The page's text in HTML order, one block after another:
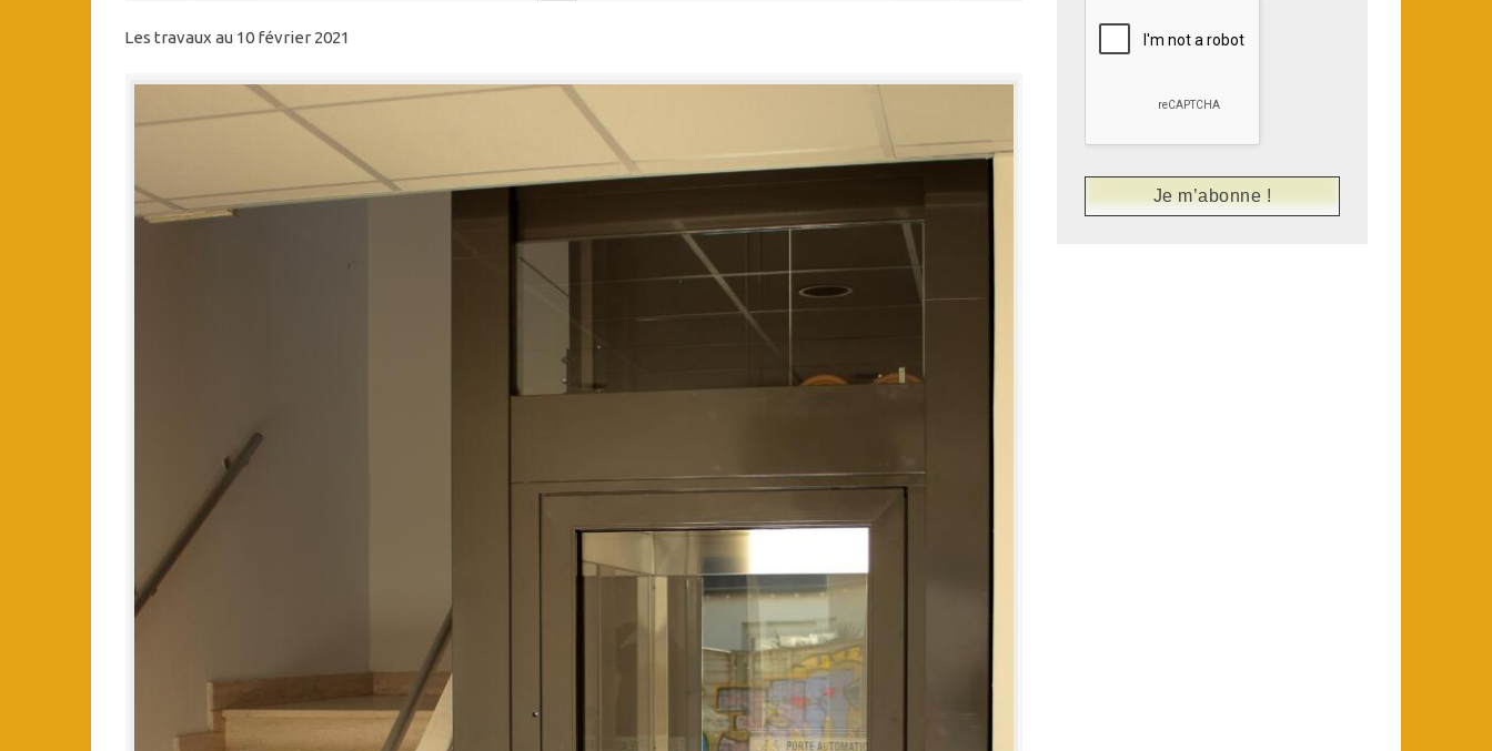
Les travaux au 10 février 2021